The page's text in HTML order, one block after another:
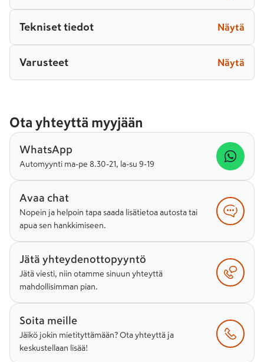
Tekniset tiedot Näytä
Varusteet Näytä
Ota yhteyttä myyjään
WhatsApp
Automyynti ma-pe 8.30-21, la-su 9-19
Avaa chat
Nopein ja helpoin tapa saada lisätietoa autosta tai
apua sen hankkimiseen.
Jätä yhteydenottopyyntö
Jätä viesti, niin otamme sinuun yhteyttä
mahdollisimman pian.
Soita meille
Jäikö jokin mietityttämään? Ota yhteyttä ja
keskustellaan lisää!